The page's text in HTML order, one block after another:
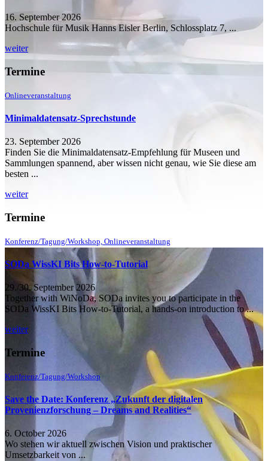
16. September 2026
Hochschule für Musik Hanns Eisler Berlin, Schlossplatz 7, ...
weiter
Termine
Onlineveranstaltung
Minimaldatensatz-Sprechstunde
23. September 2026
Finden Sie die Minimaldatensatz-Empfehlung für Museen und
Sammlungen spannend, aber wissen nicht genau, wie Sie diese am
besten ...
weiter
Termine
Konferenz/Tagung/Workshop, Onlineveranstaltung
SODa WissKI Bits How-to-Tutorial
29./30. September 2026
Together with WiNoDa, SODa invites you to participate in the
SODa WissKI Bits How-to-Tutorial, a hands-on introduction to ...
weiter
Termine
Konferenz/Tagung/Workshop
Save the Date: Konferenz „Zukunft der digitalen
Provenienzforschung – Dreams and Realities“
6. October 2026
Wo stehen wir aktuell zwischen Vision und praktischer
Umsetzbarkeit von ...